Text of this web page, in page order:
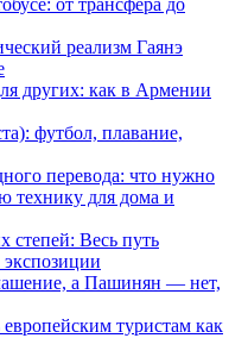
от трансфера до
реализм Гаянэ
других: как в Армении
футбол, плавание,
перевода: что нужно
технику для дома и
степей: Весь путь
а Пашинян — нет,
туристам как